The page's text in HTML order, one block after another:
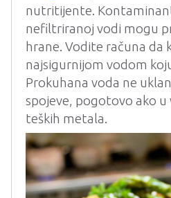
nutritijente.
nefiltriranoj vodi mogu
hrane. Vodite računa da
najsigurnijom vodom
Prokuhana voda ne
spojeve, pogotovo ako u
teških metala.